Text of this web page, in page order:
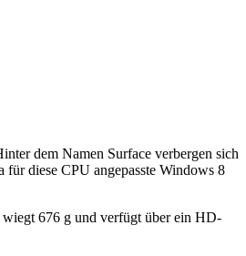
dem Namen Surface verbergen sich
diese CPU angepasste Windows 8
676 g und verfügt über ein HD-